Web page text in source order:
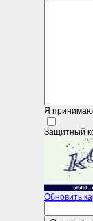
Я принимаю
Защитный
Обновить